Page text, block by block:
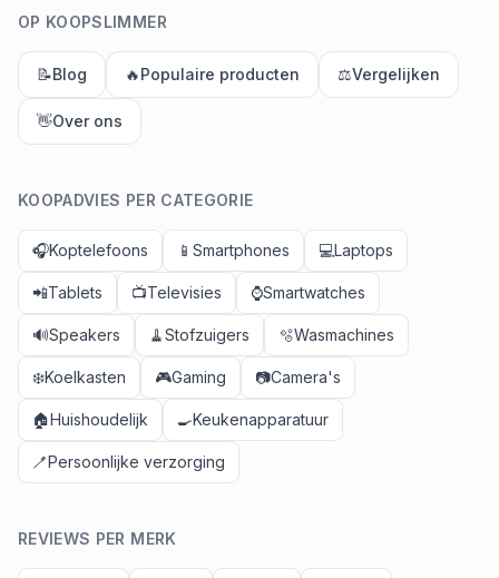
OP KOOPSLIMMER
📝Blog 🔥Populaire producten ⚖️Vergelijken
👋Over ons
KOOPADVIES PER CATEGORIE
🎧Koptelefoons 📱 Smartphones 💻Laptops
📲Tablets 📺Televisies ⌚Smartwatches
🔊Speakers 🧹Stofzuigers 🫧Wasmachines
❄️Koelkasten 🎮Gaming 📷Camera's
🏠Huishoudelijk 🍳Keukenapparatuur
🪥Persoonlijke verzorging
REVIEWS PER MERK